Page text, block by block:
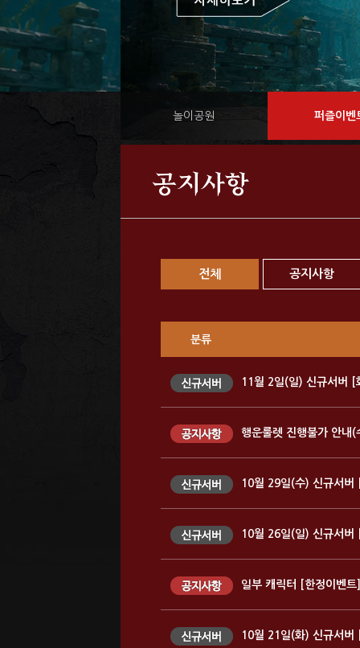
놀이공원 퍼즐이벤
공지사항
전체 공지사항
분류
11월 2일(일) 신규서버
행운룰렛 진행불가 안내(
10월 29일(수) 신규서
10월 26일(일) 신규서
일부 캐릭터 [한정이벤
10월 21일(화) 신규서